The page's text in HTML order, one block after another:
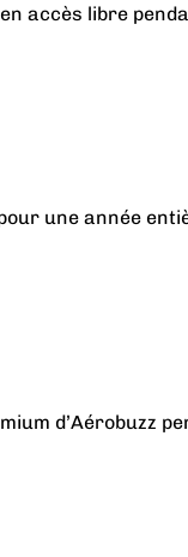
accès libre
une année
d’Aérobuzz